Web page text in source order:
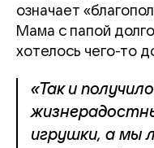
означает
Мама с папой
хотелось чего-то
«Так и
игрушки, а мы